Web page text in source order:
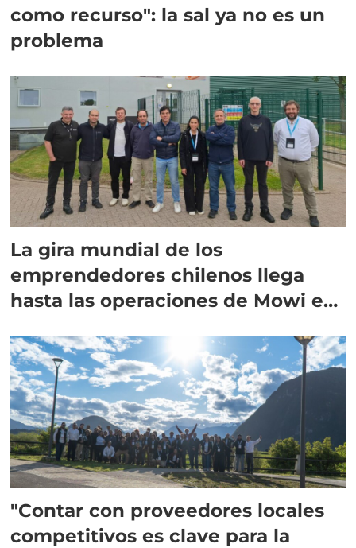
como recurso": la sal ya no es un
problema
La gira mundial de los
emprendedores chilenos llega
hasta las operaciones de Mowi en
"Contar con proveedores locales
competitivos es clave para la